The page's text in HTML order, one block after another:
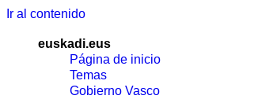
Ir al contenido
euskadi.eus
Página de inicio
Temas
Gobierno Vasco